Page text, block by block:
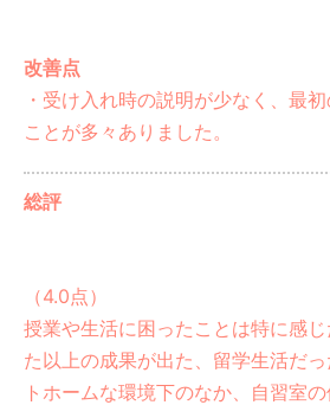
改善点
・受け入れ時の説明が少なく、最
ことが多々ありました。
総評
（4.0点）
授業や生活に困ったことは特に感
た以上の成果が出た、留学生活だ
トホームな環境下のなか、自習室